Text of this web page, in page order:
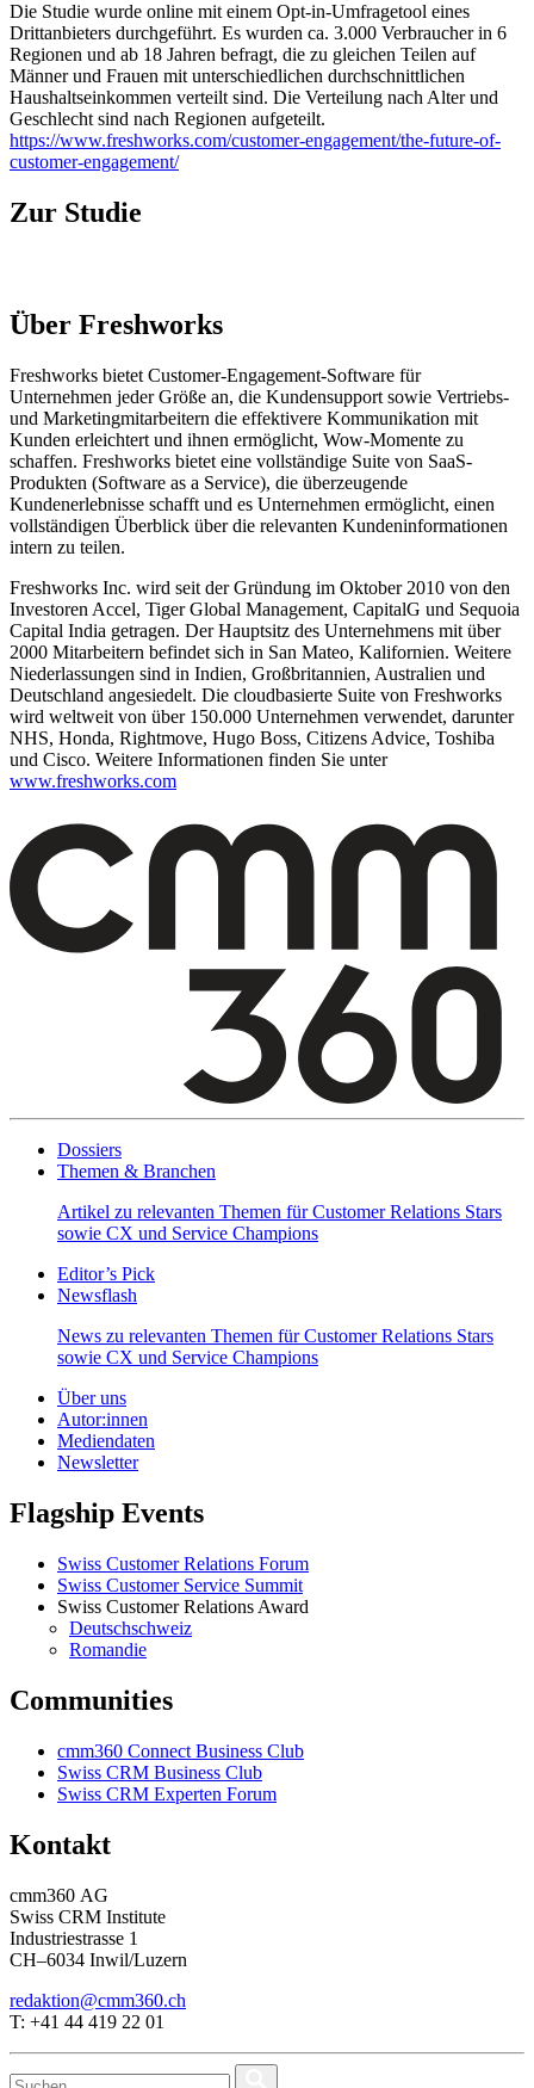
Die Studie wurde online mit einem Opt-in-Umfragetool eines
Drittanbieters durchgeführt. Es wurden ca. 3.000 Verbraucher in 6
Regionen und ab 18 Jahren befragt, die zu gleichen Teilen auf
Männer und Frauen mit unterschiedlichen durchschnittlichen
Haushaltseinkommen verteilt sind. Die Verteilung nach Alter und
Geschlecht sind nach Regionen aufgeteilt.
https://www.freshworks.com/customer-engagement/the-future-of-
customer-engagement/
Zur Studie
Über Freshworks
Freshworks bietet Customer-Engagement-Software für
Unternehmen jeder Größe an, die Kundensupport sowie Vertriebs-
und Marketingmitarbeitern die effektivere Kommunikation mit
Kunden erleichtert und ihnen ermöglicht, Wow-Momente zu
schaffen. Freshworks bietet eine vollständige Suite von SaaS-
Produkten (Software as a Service), die überzeugende
Kundenerlebnisse schafft und es Unternehmen ermöglicht, einen
vollständigen Überblick über die relevanten Kundeninformationen
intern zu teilen.
Freshworks Inc. wird seit der Gründung im Oktober 2010 von den
Investoren Accel, Tiger Global Management, CapitalG und Sequoia
Capital India getragen. Der Hauptsitz des Unternehmens mit über
2000 Mitarbeitern befindet sich in San Mateo, Kalifornien. Weitere
Niederlassungen sind in Indien, Großbritannien, Australien und
Deutschland angesiedelt. Die cloudbasierte Suite von Freshworks
wird weltweit von über 150.000 Unternehmen verwendet, darunter
NHS, Honda, Rightmove, Hugo Boss, Citizens Advice, Toshiba
und Cisco. Weitere Informationen finden Sie unter
www.freshworks.com
Dossiers
Themen & Branchen
Artikel zu relevanten Themen für Customer Relations Stars
sowie CX und Service Champions
Editor’s Pick
Newsflash
News zu relevanten Themen für Customer Relations Stars
sowie CX und Service Champions
Über uns
Autor:innen
Mediendaten
Newsletter
Flagship Events
Swiss Customer Relations Forum
Swiss Customer Service Summit
Swiss Customer Relations Award
Deutschschweiz
Romandie
Communities
cmm360 Connect Business Club
Swiss CRM Business Club
Swiss CRM Experten Forum
Kontakt
cmm360 AG
Swiss CRM Institute
Industriestrasse 1
CH–6034 Inwil/Luzern
redaktion@cmm360.ch
T: +41 44 419 22 01